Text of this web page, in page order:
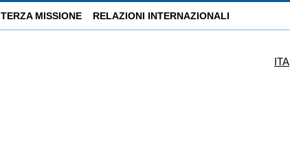
TERZA MISSIONE RELAZIONI INTERNAZIONALI
ITA